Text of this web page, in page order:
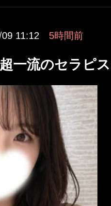
11:12 5時間前
一流のセラピ